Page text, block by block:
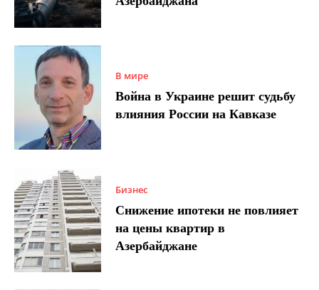
В мире
Война в Украине решит судьбу
влияния России на Кавказе
Бизнес
Снижение ипотеки не повлияет
на цены квартир в
Азербайджане